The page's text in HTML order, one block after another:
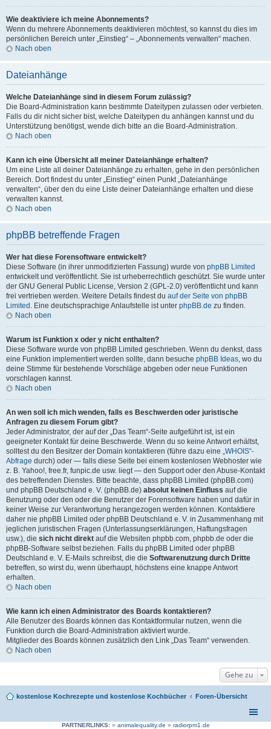
Wie deaktiviere ich meine Abonnements?
Wenn du mehrere Abonnements deaktivieren möchtest, so kannst du dies im
persönlichen Bereich unter „Einstieg“ – „Abonnements verwalten“ machen.
Nach oben
Dateianhänge
Welche Dateianhänge sind in diesem Forum zulässig?
Die Board-Administration kann bestimmte Dateitypen zulassen oder verbieten.
Falls du dir nicht sicher bist, welche Dateitypen du anhängen kannst und du
Unterstützung benötigst, wende dich bitte an die Board-Administration.
Nach oben
Kann ich eine Übersicht all meiner Dateianhänge erhalten?
Um eine Liste all deiner Dateianhänge zu erhalten, gehe in den persönlichen
Bereich. Dort findest du unter „Einstieg“ einen Punkt „Dateianhänge
verwalten“, über den du eine Liste deiner Dateianhänge erhalten und diese
verwalten kannst.
Nach oben
phpBB betreffende Fragen
Wer hat diese Forensoftware entwickelt?
Diese Software (in ihrer unmodifizierten Fassung) wurde von phpBB Limited
entwickelt und veröffentlicht. Sie ist urheberrechtlich geschützt. Sie wurde unter
der GNU General Public License, Version 2 (GPL-2.0) veröffentlicht und kann
frei vertrieben werden. Weitere Details findest du auf der Seite von phpBB
Limited . Eine deutschsprachige Anlaufstelle ist unter phpBB.de zu finden.
Nach oben
Warum ist Funktion x oder y nicht enthalten?
Diese Software wurde von phpBB Limited geschrieben. Wenn du denkst, dass
eine Funktion implementiert werden sollte, dann besuche phpBB Ideas, wo du
deine Stimme für bestehende Vorschläge abgeben oder neue Funktionen
vorschlagen kannst.
Nach oben
An wen soll ich mich wenden, falls es Beschwerden oder juristische
Anfragen zu diesem Forum gibt?
Jeder Administrator, der auf der „Das Team“-Seite aufgeführt ist, ist ein
geeigneter Kontakt für deine Beschwerde. Wenn du so keine Antwort erhältst,
solltest du den Besitzer der Domain kontaktieren (führe dazu eine „WHOIS“-
Abfrage durch) oder — falls diese Seite bei einem kostenlosen Webhoster wie
z. B. Yahoo!, free.fr, funpic.de usw. liegt — den Support oder den Abuse-Kontakt
des betreffenden Dienstes. Bitte beachte, dass phpBB Limited (phpBB.com)
und phpBB Deutschland e. V. (phpBB.de) absolut keinen Einfluss auf die
Benutzung oder den oder die Benutzer der Forensoftware haben und dafür in
keiner Weise zur Verantwortung herangezogen werden können. Kontaktiere
daher nie phpBB Limited oder phpBB Deutschland e. V. in Zusammenhang mit
jeglichen juristischen Fragen (Unterlassungserklärungen, Haftungsfragen
usw.), die sich nicht direkt auf die Websiten phpbb.com, phpbb.de oder die
phpBB-Software selbst beziehen. Falls du phpBB Limited oder phpBB
Deutschland e. V. E-Mails schreibst, die die Softwarenutzung durch Dritte
betreffen, so wirst du, wenn überhaupt, höchstens eine knappe Antwort
erhalten.
Nach oben
Wie kann ich einen Administrator des Boards kontaktieren?
Alle Benutzer des Boards können das Kontaktformular nutzen, wenn die
Funktion durch die Board-Administration aktiviert wurde.
Mitglieder des Boards können zusätzlich den Link „Das Team“ verwenden.
Nach oben
Gehe zu
kostenlose Kochrezepte und kostenlose Kochbücher Foren-Übersicht
PARTNERLINKS:» animalequality.de » radiorpm1.de